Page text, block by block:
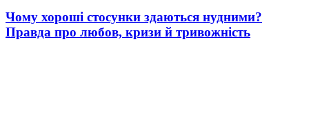
Чому хороші стосунки здаються нудними?
Правда про любов, кризи й тривожність